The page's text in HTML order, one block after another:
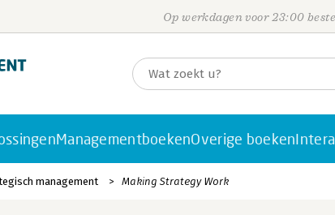
Op werkdagen voor 23:00
ManagementboekenOverige boeken
management Making Strategy Work